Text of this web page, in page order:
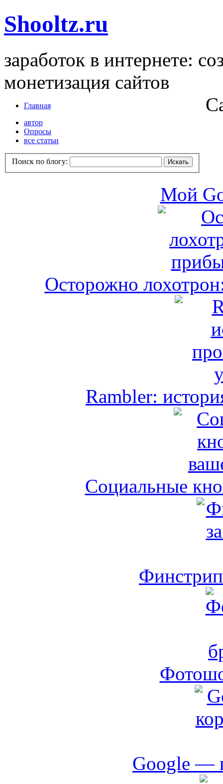
Shooltz.ru
заработок в интернете:
монетизация сайтов
Главная
автор
Опросы
все статьи
Поиск по блогу:
Мой
Осторожно
Rambler:
Социальные
Google —